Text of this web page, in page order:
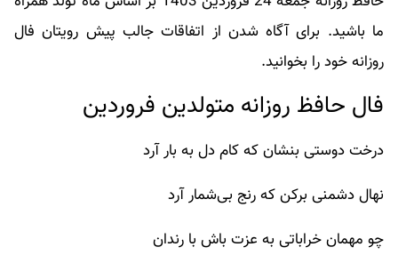
ما باشید. برای آگاه شدن از اتفاقات جالب پیش رویتان فال
روزانه خود را بخوانید.
فال حافظ روزانه متولدین فروردین
درخت دوستی بنشان که کام دل به بار آرد
نهال دشمنی برکن که رنج بی‌شمار آرد
چو مهمان خراباتی به عزت باش با رندان